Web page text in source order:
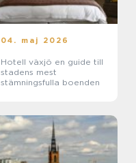
04. maj 2026
Hotell växjö en guide till
stadens mest
stämningsfulla boenden